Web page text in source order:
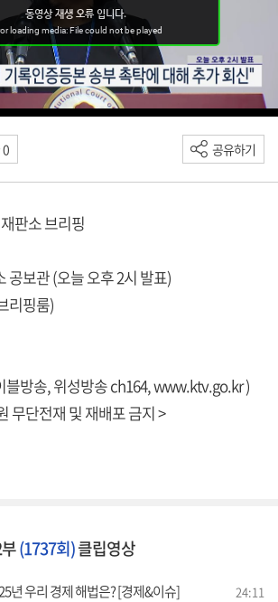
0 공유하기
판소 브리핑
공보관 (오늘 오후 2시 발표)
리핑룸)
블방송, 위성방송 ch164,www.ktv.go.kr)
무단전재 및 재배포 금지 >
(1737회)클립영상
년 우리 경제 해법은? [경제&이슈] 24:11